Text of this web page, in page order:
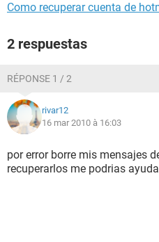
Como recuperar cuenta de
2 respuestas
RÉPONSE 1 / 2
rivar12
16 mar 2010 à 16:03
por error borre mis mensajes
recuperarlos me podrias